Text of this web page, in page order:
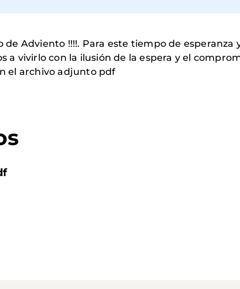
de Adviento !!!!. Para este tiempo de
a vivirlo con la ilusión de la espera y el
el archivo adjunto pdf